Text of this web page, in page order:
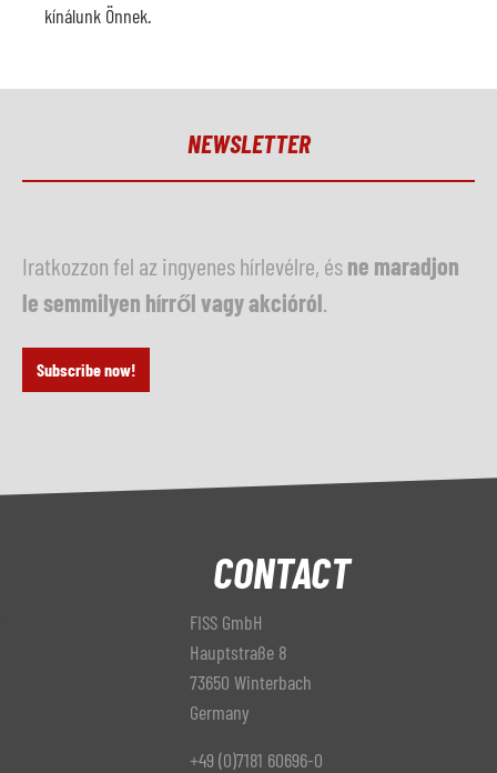
kínálunk Önnek.
NEWSLETTER
Iratkozzon fel az ingyenes hírlevélre, ésne maradjon
le semmilyen hírről vagy akcióról
Subscribe now!
CONTACT
FISS GmbH
Hauptstraße 8
73650 Winterbach
Germany
+49 (0)7181 60696-0